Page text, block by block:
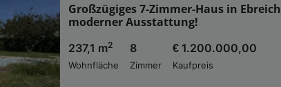
Großzügiges 7-Zimmer-Haus in
moderner Ausstattung!
237,1 m2
Wohnfläche
8
Zimmer
€ 1.200.000,00
Kaufpreis